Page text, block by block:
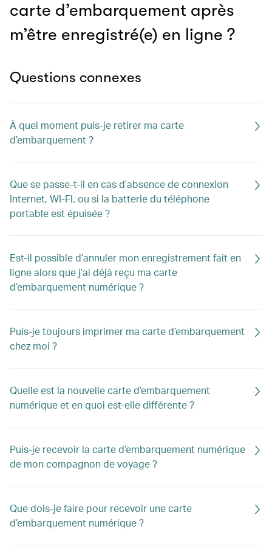
carte d’embarquement après
m’être enregistré(e) en ligne ?
Questions connexes
À quel moment puis-je retirer ma carte
d’embarquement ?
Que se passe-t-il en cas d’absence de connexion
Internet, WI-FI, ou si la batterie du téléphone
portable est épuisée ?
Est-il possible d’annuler mon enregistrement fait en
ligne alors que j’ai déjà reçu ma carte
d’embarquement numérique ?
Puis-je toujours imprimer ma carte d’embarquement
chez moi ?
Quelle est la nouvelle carte d’embarquement
numérique et en quoi est-elle différente ?
Puis-je recevoir la carte d’embarquement numérique
de mon compagnon de voyage ?
Que dois-je faire pour recevoir une carte
d’embarquement numérique ?